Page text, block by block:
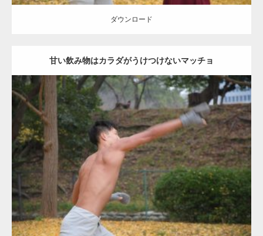
ダウンロード
甘い飲み物はカラダがうけつけないマッチョ
Update:2021.07.8
Category: 公園のマッチョ その他 AKIHITO(細マッチョ) 背中
ダウンロード